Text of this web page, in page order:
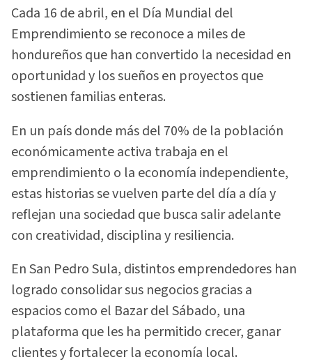
Cada 16 de abril, en el Día Mundial del
Emprendimiento se reconoce a miles de
hondureños que han convertido la necesidad en
oportunidad y los sueños en proyectos que
sostienen familias enteras.
En un país donde más del 70% de la población
económicamente activa trabaja en el
emprendimiento o la economía independiente,
estas historias se vuelven parte del día a día y
reflejan una sociedad que busca salir adelante
con creatividad, disciplina y resiliencia.
En San Pedro Sula, distintos emprendedores han
logrado consolidar sus negocios gracias a
espacios como el Bazar del Sábado, una
plataforma que les ha permitido crecer, ganar
clientes y fortalecer la economía local.